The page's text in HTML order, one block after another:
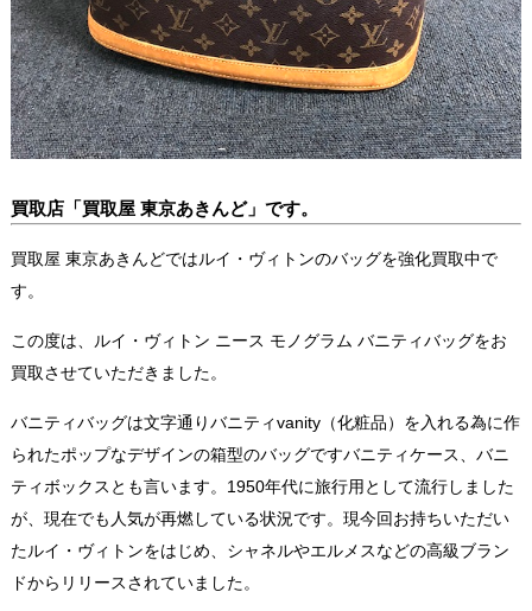
買取店「買取屋 東京あきんど」です。
買取屋 東京あきんどではルイ・ヴィトンのバッグを強化買取中で
す。
この度は、ルイ・ヴィトン ニース モノグラム バニティバッグをお
買取させていただきました。
バニティバッグは文字通りバニティvanity（化粧品）を入れる為に作
られたポップなデザインの箱型のバッグですバニティケース、バニ
ティボックスとも言います。1950年代に旅行用として流行しました
が、現在でも人気が再燃している状況です。現今回お持ちいただい
たルイ・ヴィトンをはじめ、シャネルやエルメスなどの高級ブラン
ドからリリースされていました。